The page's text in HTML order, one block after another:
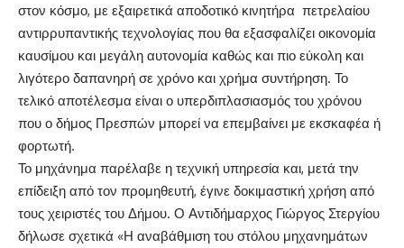
στον κόσμο, με εξαιρετικά αποδοτικό κινητήρα πετρελαίου
αντιρρυπαντικής τεχνολογίας που θα εξασφαλίζει οικονομία
καυσίμου και μεγάλη αυτονομία καθώς και πιο εύκολη και
λιγότερο δαπανηρή σε χρόνο και χρήμα συντήρηση. Το
τελικό αποτέλεσμα είναι ο υπερδιπλασιασμός του χρόνου
που ο δήμος Πρεσπών μπορεί να επεμβαίνει με εκσκαφέα ή
φορτωτή.
Το μηχάνημα παρέλαβε η τεχνική υπηρεσία και, μετά την
επίδειξη από τον προμηθευτή, έγινε δοκιμαστική χρήση από
τους χειριστές του Δήμου. Ο Αντιδήμαρχος Γιώργος Στεργίου
δήλωσε σχετικά «Η αναβάθμιση του στόλου μηχανημάτων